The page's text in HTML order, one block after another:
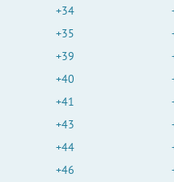
+34
+35
+39
+40
+41
+43
+44
+46